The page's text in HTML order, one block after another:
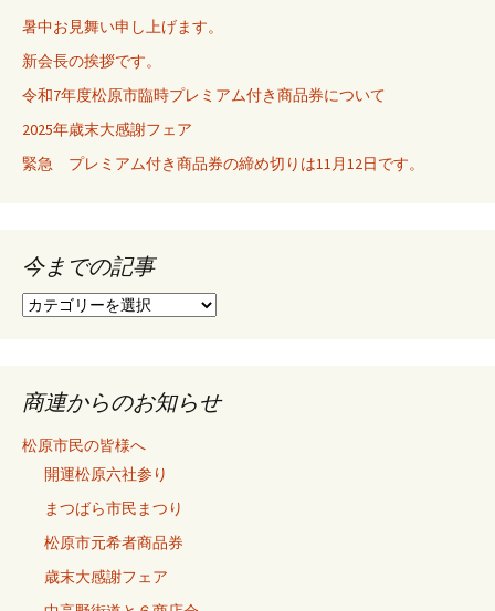
ー
シ
ョ
ン
暑中お見舞い申し上げます。
新会長の挨拶です。
令和7年度松原市臨時プレミアム付き商品券について
2025年歳末大感謝フェア
緊急 プレミアム付き商品券の締め切りは11月12日です。
今までの記事
今
記
事
商連からのお知らせ
松原市民の皆様へ
開運松原六社参り
まつばら市民まつり
松原市元希者商品券
歳末大感謝フェア